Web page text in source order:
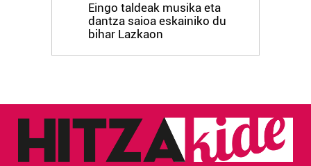
Eingo taldeak musika eta
dantza saioa eskainiko du
bihar Lazkaon